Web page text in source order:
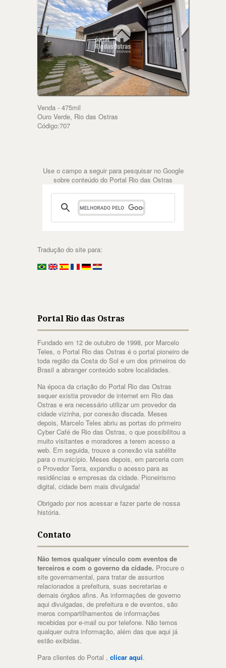
Venda - 475mil
Ouro Verde, Rio das Ostras
Código:707
Use o campo a seguir para pesquisar no Google
sobre conteúdo do Portal Rio das Ostras
Tradução do site para:
Portal Rio das Ostras
Fundado em 12 de outubro de 1998, por Marcelo
Teles, o Portal Rio das Ostras é o portal pioneiro de
toda região da Costa do Sol e um dos primeiros do
Brasil a abranger conteúdo sobre localidades.
Na época da criação do Portal Rio das Ostras
sequer existia provedor de internet em Rio das
Ostras e era necessário utilizar um provedor da
cidade vizinha, por conexão discada. Meses
depois, Marcelo Teles abriu as portas do primeiro
Cyber Café de Rio das Ostras, o que possibilitou a
muito visitantes e moradores a terem acesso a
web. Em seguida, trouxe a conexão via satélite
para o município. Meses depois, em parceria com
o Provedor Terra, expandiu o acesso para as
residências e empresas da cidade. Pioneirismo
digital, cidade bem mais divulgada!
Obrigado por nos acessar e fazer parte de nossa
história.
Contato
Não temos qualquer vínculo com eventos de
terceiros e com o governo da cidade. Procure o
site governamental, para tratar de assuntos
relacionados a prefeitura, suas secretarias e
demais órgãos afins. As informações de governo
aqui divulgadas, de prefeitura e de eventos, são
meros compartilhamentos de informações
recebidas por e-mail ou por telefone. Não temos
qualquer outra informação, além das que aqui já
estão exibidas.
Para clientes do Portal , clicar aqui.